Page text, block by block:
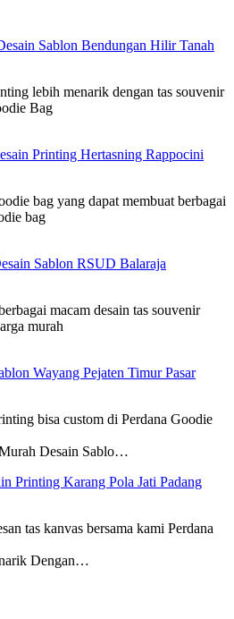
Sablon Bendungan Hilir Tanah
lebih menarik dengan tas souvenir
Bag
Printing Hertasning Rappocini
bag yang dapat membuat berbagai
bag
Sablon RSUD Balaraja
macam desain tas souvenir
murah
Wayang Pejaten Timur Pasar
bisa custom di Perdana Goodie
Desain Sablo…
Printing Karang Pola Jati Padang
tas kanvas bersama kami Perdana
Dengan…